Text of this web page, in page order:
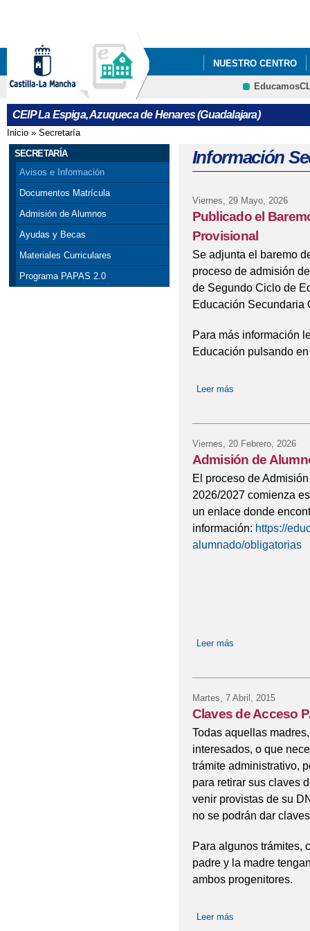
NUESTRO CENTRO
CRFP
CEIP La Espiga, Azuqueca de Henares (Guadalajara)
Se encuentra usted aquí
Inicio » Secretaría
SECRETARÍA
Avisos e Información
Documentos Matrícula
Admisión de Alumnos
Ayudas y Becas
Materiales Curriculares
Programa PAPAS 2.0
Información
Viernes, 29 Mayo, 2026
Publicado el
Provisional
Se adjunta el baremo
proceso de admisión
de Segundo Ciclo de
Educación Secundaria
Para más información
Educación pulsando
Leer más
Viernes, 20 Febrero, 2026
Admisión de
El proceso de
2026/2027 comienza
un enlace donde
información: https://
alumnado/obligatorias
Leer más
Martes, 7 Abril, 2015
Claves de Acceso
Todas aquellas
interesados, o que
trámite administrativo,
para retirar sus claves
venir provistas de su
no se podrán dar
Para algunos trámites,
padre y la madre
ambos progenitores.
Leer más